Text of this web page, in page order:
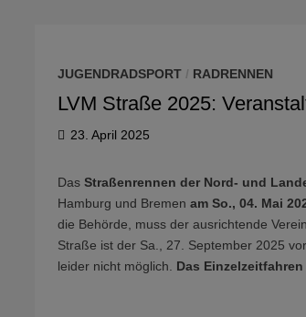
JUGENDRADSPORT / RADRENNEN
LVM Straße 2025:
23. April 2025
Das Straßenrennen der Nord- und
Hamburg und Bremen am So., 04. Mai
die Behörde, muss der ausrichtende
Straße ist der Sa., 27. September 2025
leider nicht möglich.
Das